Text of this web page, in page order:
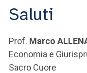
Saluti
Prof. Marco
Economia e
Sacro Cuore